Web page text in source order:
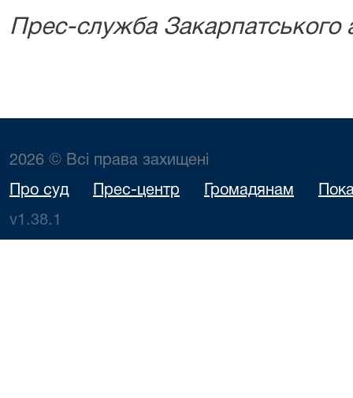
Прес-служба Закарпатського
2026 © Всі права захищені
Про суд Прес-центр Громадянам
v1.38.1